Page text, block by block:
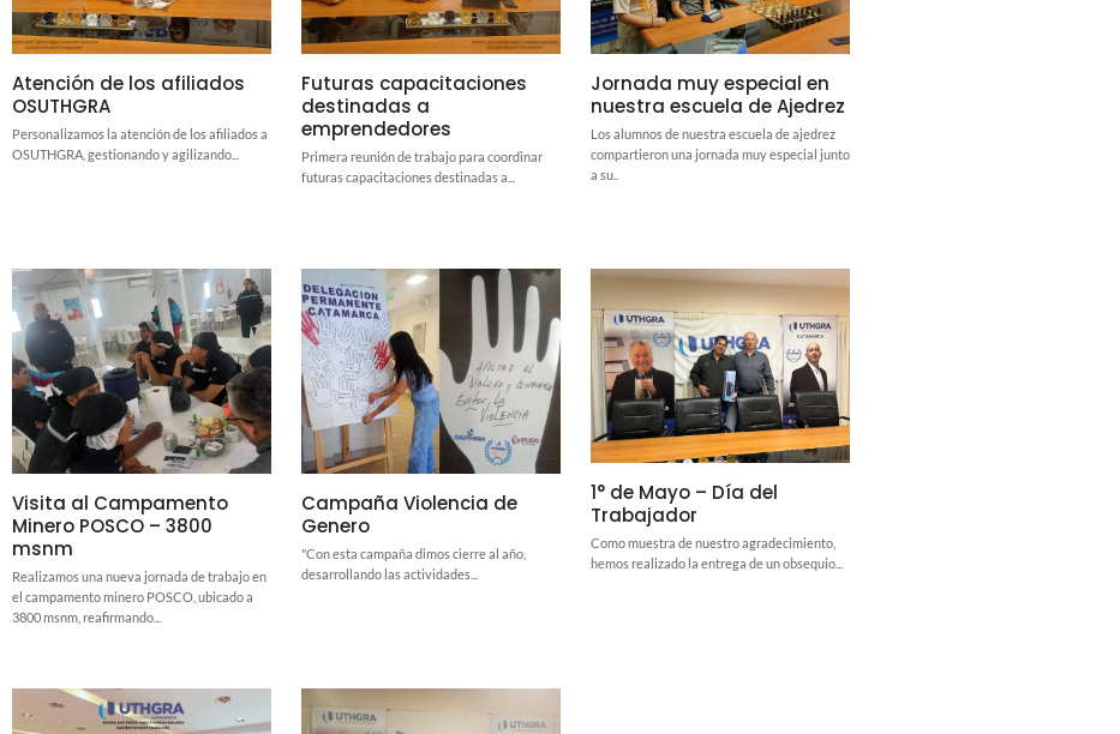
Atención de los afiliados
OSUTHGRA
Personalizamos la atención de los afiliados a
OSUTHGRA, gestionando y agilizando...
Futuras capacitaciones
destinadas a
emprendedores
Primera reunión de trabajo para coordinar
futuras capacitaciones destinadas a...
Jornada muy especial en
nuestra escuela de Ajedrez
Los alumnos de nuestra escuela de ajedrez
compartieron una jornada muy especial junto
a su..
Visita al Campamento
Minero POSCO – 3800
msnm
Realizamos una nueva jornada de trabajo en
el campamento minero POSCO, ubicado a
3800 msnm, reafirmando...
Campaña Violencia de
Genero
"Con esta campaña dimos cierre al año,
desarrollando las actividades...
1° de Mayo – Día del
Trabajador
Como muestra de nuestro agradecimiento,
hemos realizado la entrega de un obsequio...